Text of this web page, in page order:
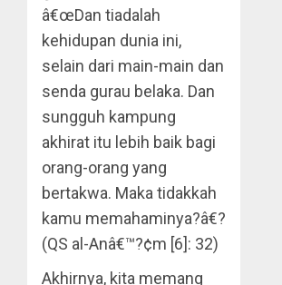
â€œDan tiadalah
kehidupan dunia ini,
selain dari main-main dan
senda gurau belaka. Dan
sungguh kampung
akhirat itu lebih baik bagi
orang-orang yang
bertakwa. Maka tidakkah
kamu memahaminya?â€?
(QS al-Anâ€™?¢m [6]: 32)
Akhirnya, kita memang